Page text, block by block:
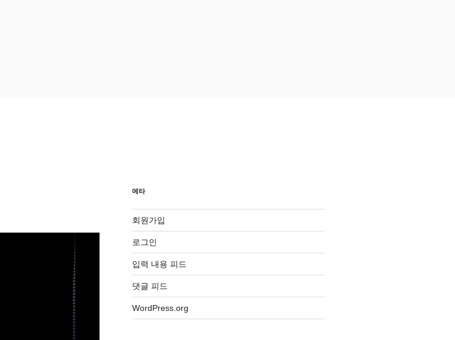
메타
회원가입
로그인
입력 내용 피드
댓글 피드
WordPress.org